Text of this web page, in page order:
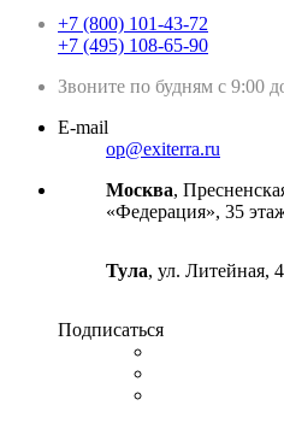
+7 (800) 101-43-72
+7 (495) 108-65-90
Звоните по будням с 9:00
E-mail
op@exiterra.ru
Москва,
«Федерация», 35
Тула, ул. Литейная,
Подписаться